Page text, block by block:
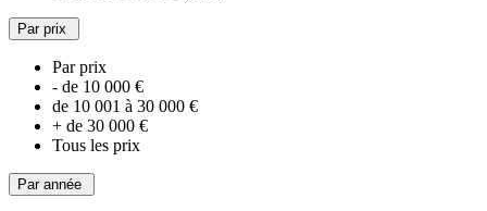
Par prix
Par prix
- de 10 000 €
de 10 001 à 30 000 €
+ de 30 000 €
Tous les prix
Par année